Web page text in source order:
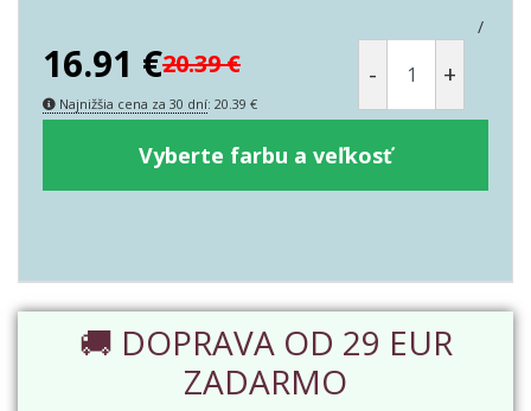
/
16.91 €20.39€
Najnižšia cena za 30 dní: 20.39 €
- +
Vyberte farbu a veľkosť
🚚 DOPRAVA OD 29 EUR
ZADARMO